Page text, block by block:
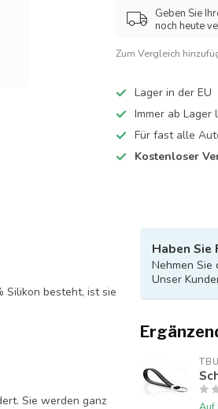
Geben Sie
noch heute
Zum Vergleich
Lager in der EU
Immer ab Lager
Für fast alle
Kostenloser
Silikon besteht, ist sie
Sie werden ganz
Haben Sie
Nehmen Sie
Unser
Auf